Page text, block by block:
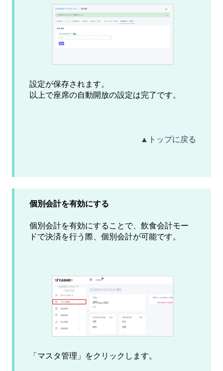
設定が保存されます。
以上で座席の自動開放の設定は完了です。
▲トップに戻る
個別会計を有効にする
個別会計を有効にすることで、飲食会計モー
ドで決済を行う際、個別会計が可能です。
「マスタ管理」をクリックします。